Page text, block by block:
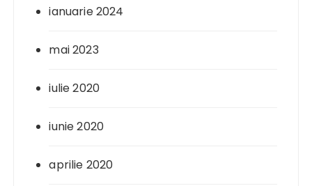
ianuarie 2024
mai 2023
iulie 2020
iunie 2020
aprilie 2020